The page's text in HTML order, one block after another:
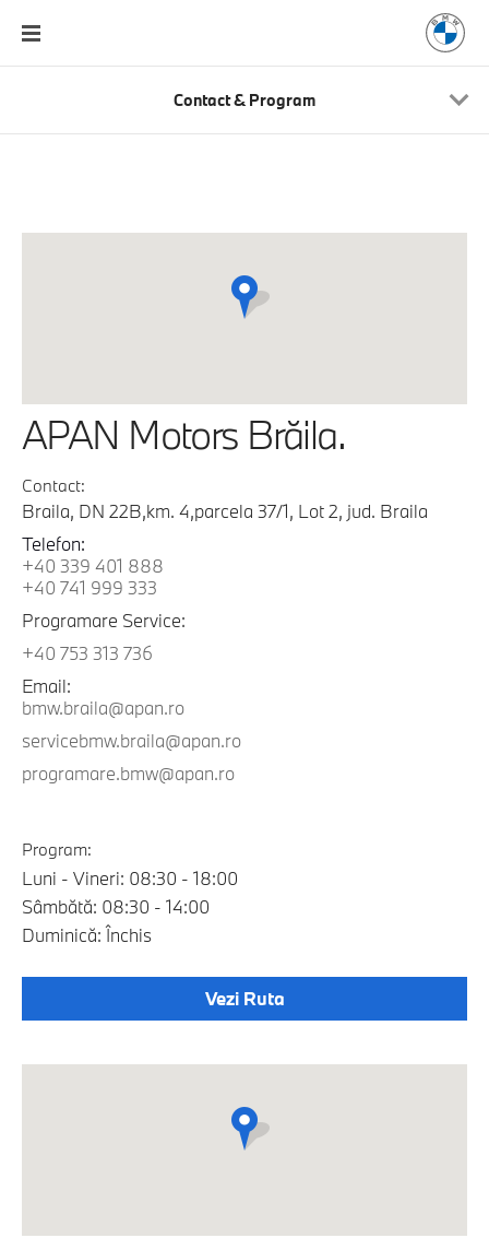
Contact & Program
APAN Motors Brăila.
Contact:
Braila, DN 22B,km. 4,parcela 37/1, Lot 2, jud. Braila
Telefon:
+40 339 401 888
+40 741 999 333
Programare Service:
+40 753 313 736
Email:
bmw.braila@apan.ro
servicebmw.braila@apan.ro
programare.bmw@apan.ro
Program:
Luni - Vineri: 08:30 - 18:00
Sâmbătă: 08:30 - 14:00
Duminică: Închis
Vezi Ruta